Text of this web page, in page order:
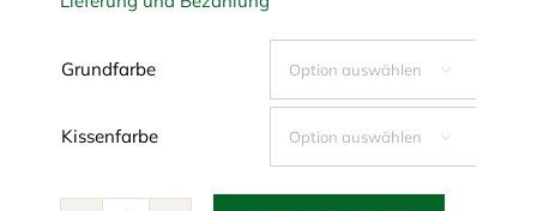
Grundfarbe 
Kissenfarbe 